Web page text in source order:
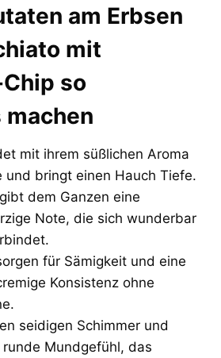
am Erbsen
mit
so
mit ihrem süßlichen Aroma
und bringt einen Hauch Tiefe.
dem Ganzen eine
Note, die sich wunderbar
für Sämigkeit und eine
Konsistenz ohne
seidigen Schimmer und
Mundgefühl, das